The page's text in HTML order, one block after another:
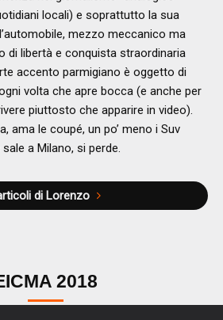
locali) e soprattutto la sua
mezzo meccanico ma
di libertà e conquista straordinaria
accento parmigiano è oggetto di
volta che apre bocca (e anche per
piuttosto che apparire in video).
ama le coupé, un po’ meno i Suv
a Milano, si perde.
di Lorenzo
2018